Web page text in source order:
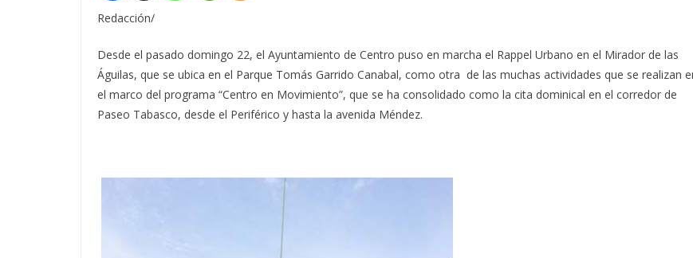
Redacción/
Desde el pasado domingo 22, el Ayuntamiento de Centro puso en marcha el Rappel Urbano en el Mirador de las
Águilas, que se ubica en el Parque Tomás Garrido Canabal, como otra de las muchas actividades que se realizan
el marco del programa “Centro en Movimiento”, que se ha consolidado como la cita dominical en el corredor de
Paseo Tabasco, desde el Periférico y hasta la avenida Méndez.